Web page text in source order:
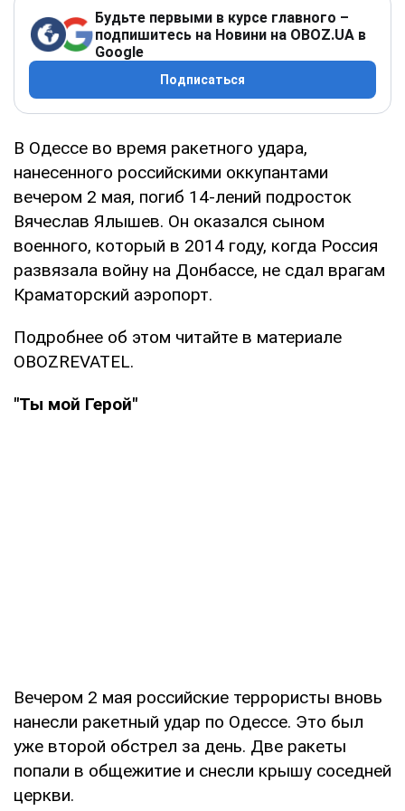
Будьте первыми в курсе главного –
подпишитесь на Новини на OBOZ.UA в
Google
Подписаться
В Одессе во время ракетного удара,
нанесенного российскими оккупантами
вечером 2 мая, погиб 14-лений подросток
Вячеслав Ялышев. Он оказался сыном
военного, который в 2014 году, когда Россия
развязала войну на Донбассе, не сдал врагам
Краматорский аэропорт.
Подробнее об этом читайте в материале
OBOZREVATEL.
"Ты мой Герой"
Вечером 2 мая российские террористы вновь
нанесли ракетный удар по Одессе. Это был
уже второй обстрел за день. Две ракеты
попали в общежитие и снесли крышу соседней
церкви.